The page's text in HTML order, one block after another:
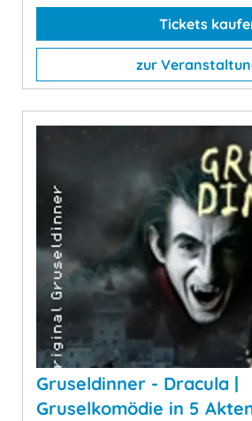
Tickets
zur
Gruseldinner - Dracula |
Gruselkomödie in 5